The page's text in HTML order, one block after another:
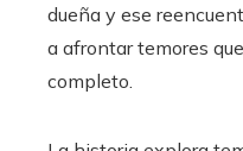
dueña y ese
a afrontar temores
completo.